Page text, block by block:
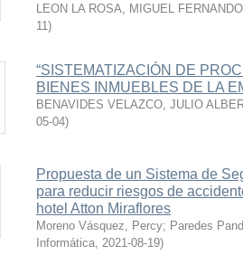
LEON LA ROSA, MIGUEL FERNANDO
11)
“SISTEMATIZACIÓN DE
BIENES INMUEBLES DE LA
BENAVIDES VELAZCO, JULIO
05-04)
Propuesta de un Sistema de
para reducir riesgos de
hotel Atton Miraflores
Moreno Vásquez, Percy; Paredes
Informática, 2021-08-19)